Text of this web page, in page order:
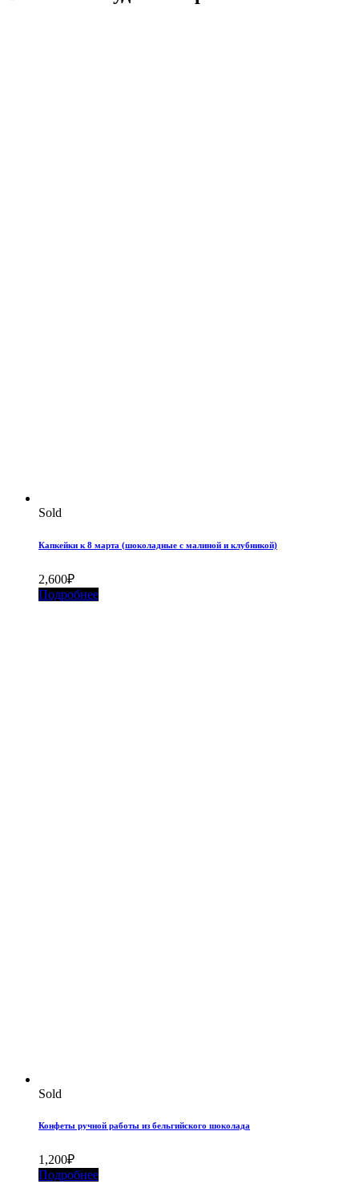
Sold
Капкейки к 8 марта (шоколадные с малиной и клубникой)
2,600₽
Подробнее
Sold
Конфеты ручной работы из бельгийского шоколада
1,200₽
Подробнее